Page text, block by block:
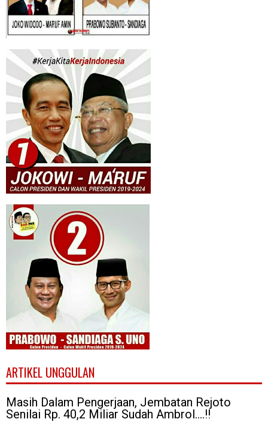
ARTIKEL UNGGULAN
Masih Dalam Pengerjaan, Jembatan Rejoto
Senilai Rp. 40,2 Miliar Sudah Ambrol....!!